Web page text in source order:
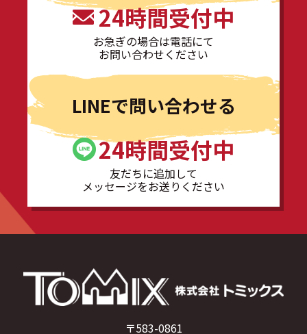
24時間受付中
お急ぎの場合は電話にて
お問い合わせください
LINEで問い合わせる
24時間受付中
友だちに追加して
メッセージをお送りください
〒583-0861